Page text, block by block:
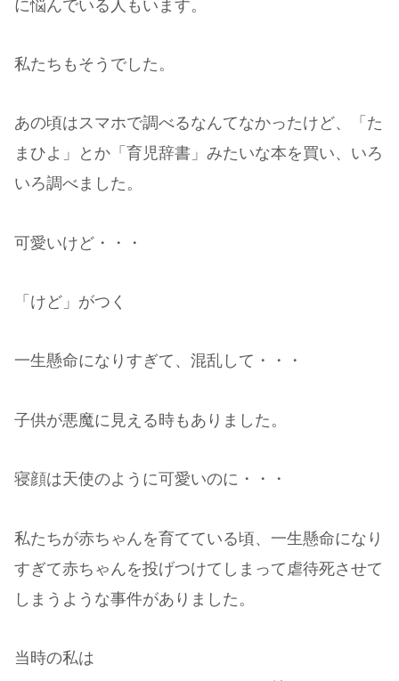
に悩んでいる人もいます。
私たちもそうでした。
あの頃はスマホで調べるなんてなかったけど、「た
まひよ」とか「育児辞書」みたいな本を買い、いろ
いろ調べました。
可愛いけど・・・
「けど」がつく
一生懸命になりすぎて、混乱して・・・
子供が悪魔に見える時もありました。
寝顔は天使のように可愛いのに・・・
私たちが赤ちゃんを育てている頃、一生懸命になり
すぎて赤ちゃんを投げつけてしまって虐待死させて
しまうような事件がありました。
当時の私は